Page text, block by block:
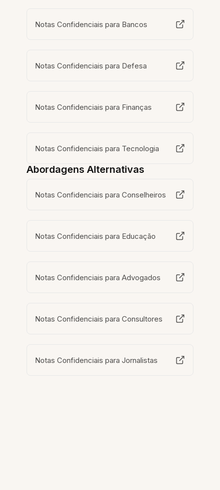
Notas Confidenciais para Bancos
Notas Confidenciais para Defesa
Notas Confidenciais para Finanças
Notas Confidenciais para Tecnologia
Abordagens Alternativas
Notas Confidenciais para Conselheiros
Notas Confidenciais para Educação
Notas Confidenciais para Advogados
Notas Confidenciais para Consultores
Notas Confidenciais para Jornalistas